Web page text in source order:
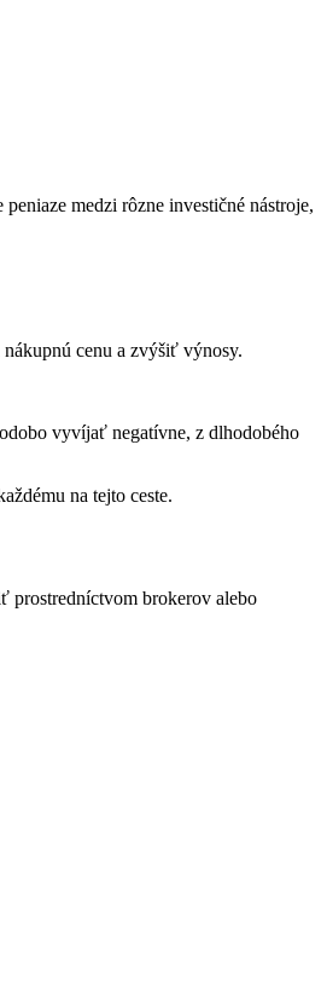
medzi rôzne investičné nástroje,
cenu a zvýšiť výnosy.
vyvíjať negatívne, z dlhodobého
na tejto ceste.
prostredníctvom brokerov alebo